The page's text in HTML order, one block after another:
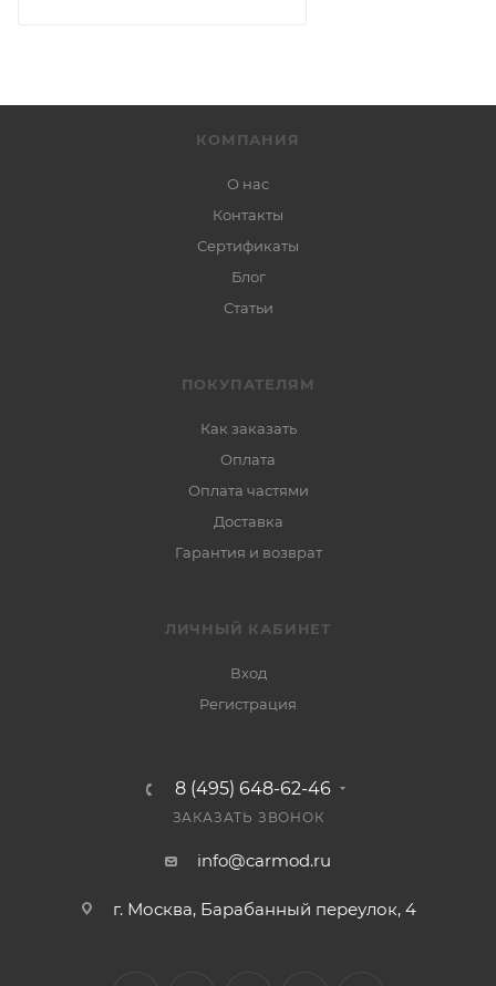
КОМПАНИЯ
О нас
Контакты
Сертификаты
Блог
Статьи
ПОКУПАТЕЛЯМ
Как заказать
Оплата
Оплата частями
Доставка
Гарантия и возврат
ЛИЧНЫЙ КАБИНЕТ
Вход
Регистрация
8 (495) 648-62-46
ЗАКАЗАТЬ ЗВОНОК
info@carmod.ru
г. Москва, Барабанный переулок, 4